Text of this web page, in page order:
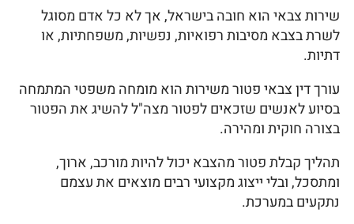
שירות צבאי הוא חובה בישראל, אך לא כל אדם מסוגל
לשרת בצבא מסיבות רפואיות, נפשיות, משפחתיות, או
דתיות.
עורך דין צבאי פטור משירות הוא מומחה משפטי המתמחה
בסיוע לאנשים שזכאים לפטור מצה"ל להשיג את הפטור
בצורה חוקית ומהירה.
תהליך קבלת פטור מהצבא יכול להיות מורכב, ארוך,
ומתסכל, ובלי ייצוג מקצועי רבים מוצאים את עצמם
נתקעים במערכת.